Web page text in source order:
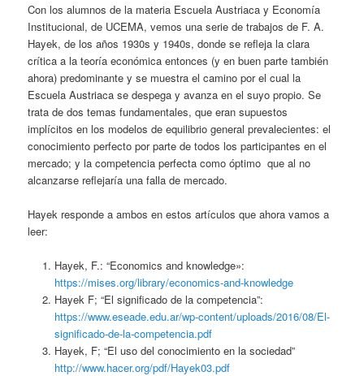
Con los alumnos de la materia Escuela Austriaca y Economía
Institucional, de UCEMA, vemos una serie de trabajos de F. A.
Hayek, de los años 1930s y 1940s, donde se refleja la clara
crítica a la teoría económica entonces (y en buen parte también
ahora) predominante y se muestra el camino por el cual la
Escuela Austriaca se despega y avanza en el suyo propio. Se
trata de dos temas fundamentales, que eran supuestos
implícitos en los modelos de equilibrio general prevalecientes: el
conocimiento perfecto por parte de todos los participantes en el
mercado; y la competencia perfecta como óptimo que al no
alcanzarse reflejaría una falla de mercado.
Hayek responde a ambos en estos artículos que ahora vamos a
leer:
Hayek, F.: “Economics and knowledge»:
https://mises.org/library/economics-and-knowledge
Hayek F; “El significado de la competencia”:
https://www.eseade.edu.ar/wp-content/uploads/2016/08/El-
significado-de-la-competencia.pdf
Hayek, F; “El uso del conocimiento en la sociedad”
http://www.hacer.org/pdf/Hayek03.pdf